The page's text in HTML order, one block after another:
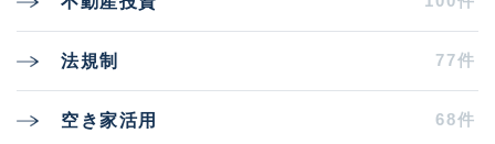
法規制 77件
空き家活用 68件